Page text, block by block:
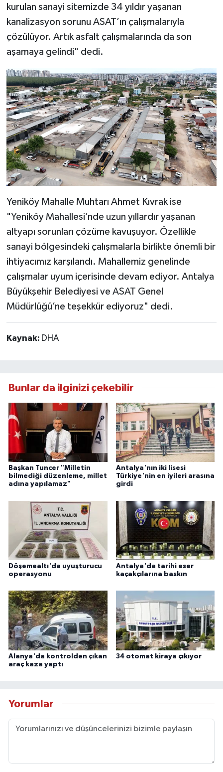
kurulan sanayi sitemizde 34 yıldır yaşanan
kanalizasyon sorunu ASAT’ın çalışmalarıyla
çözülüyor. Artık asfalt çalışmalarında da son
aşamaya gelindi" dedi.
Yeniköy Mahalle Muhtarı Ahmet Kıvrak ise
"Yeniköy Mahallesi’nde uzun yıllardır yaşanan
altyapı sorunları çözüme kavuşuyor. Özellikle
sanayi bölgesindeki çalışmalarla birlikte önemli bir
ihtiyacımız karşılandı. Mahallemiz genelinde
çalışmalar uyum içerisinde devam ediyor. Antalya
Büyükşehir Belediyesi ve ASAT Genel
Müdürlüğü’ne teşekkür ediyoruz" dedi.
Kaynak: DHA
Bunlar da ilginizi çekebilir
Başkan Tuncer "Milletin
bilmediği düzenleme, millet
adına yapılamaz"
Antalya'nın iki lisesi
Türkiye'nin en iyileri arasına
girdi
Döşemealtı'da uyuşturucu
operasyonu
Antalya'da tarihi eser
kaçakçılarına baskın
Alanya'da kontrolden çıkan
araç kaza yaptı
34 otomat kiraya çıkıyor
Yorumlar